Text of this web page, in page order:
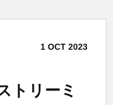
1 OCT 2023
トリーミ